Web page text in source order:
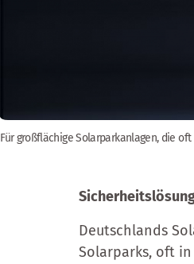
Für großflächige Solarparkanlagen, die
Deutschlands
Solarparks, oft